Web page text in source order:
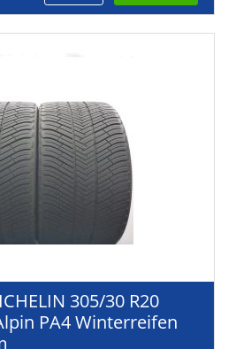
305/30 R20
PA4 Winterreifen